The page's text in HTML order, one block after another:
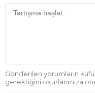
Gönderilen yorumların
gerektiğini okurlarımıza